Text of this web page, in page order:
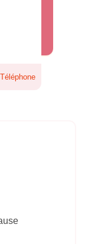
Téléphone